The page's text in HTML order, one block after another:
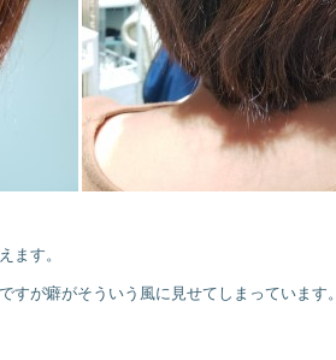
ます。
すが癖がそういう風に見せてしまっています。